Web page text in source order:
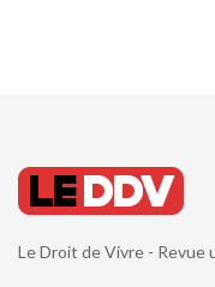
Le Droit de Vivre - Revue